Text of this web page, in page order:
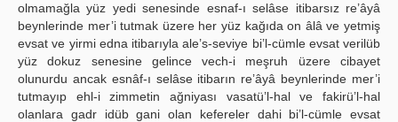
olmamağla yüz yedi senesinde esnaf-ı selâse itibarsız re’âyâ
beynlerinde mer’i tutmak üzere her yüz kağıda on âlâ ve yetmiş
evsat ve yirmi edna itibarıyla ale’s-seviye bi’l-cümle evsat verilüb
yüz dokuz senesine gelince vech-i meşruh üzere cibayet
olunurdu ancak esnâf-ı selâse itibarın re’âyâ beynlerinde mer’i
tutmayıp ehl-i zimmetin ağniyası vasatü’l-hal ve fakirü’l-hal
olanlara gadr idüb gani olan kefereler dahi bi’l-cümle evsat